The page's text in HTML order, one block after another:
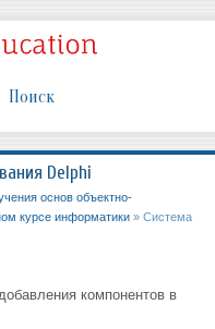
Поиск
Delphi
основ объектно-
курсе информатики » Система
компонентов в